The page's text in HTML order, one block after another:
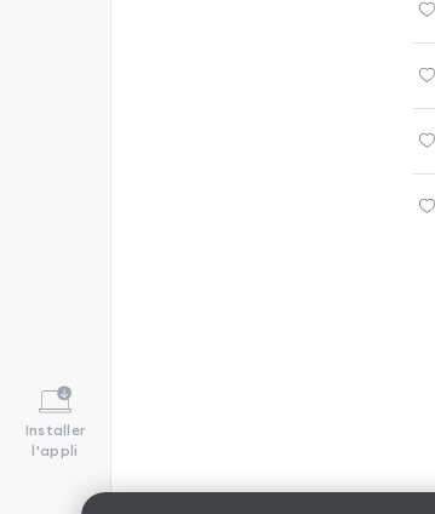
Installer
l'appli